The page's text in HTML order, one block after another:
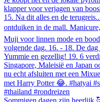
Sommigen dagen zijn heerlijk